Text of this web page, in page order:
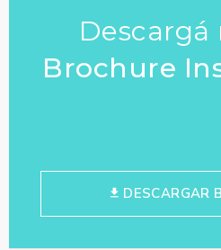
Descargá
Brochure
DESCARGAR